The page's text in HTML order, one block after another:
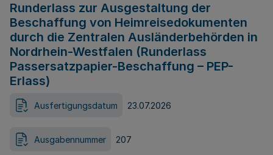
Runderlass zur Ausgestaltung der
Beschaffung von Heimreisedokumenten
durch die Zentralen Ausländerbehörden in
Nordrhein-Westfalen (Runderlass
Passersatzpapier-Beschaffung – PEP-
Erlass)
Ausfertigungsdatum 23.07.2026
Ausgabennummer 207